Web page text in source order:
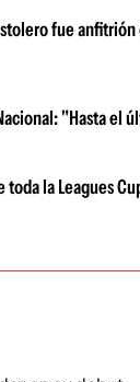
fue
"Hasta
la Leagues